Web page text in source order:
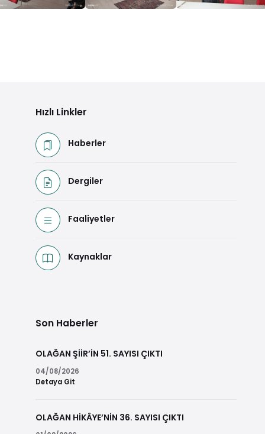
Hızlı Linkler
Haberler
Dergiler
Faaliyetler
Kaynaklar
Son Haberler
OLAĞAN ŞİİR’İN 51. SAYISI ÇIKTI
04/08/2026
Detaya Git
OLAĞAN HİKÂYE’NİN 36. SAYISI ÇIKTI